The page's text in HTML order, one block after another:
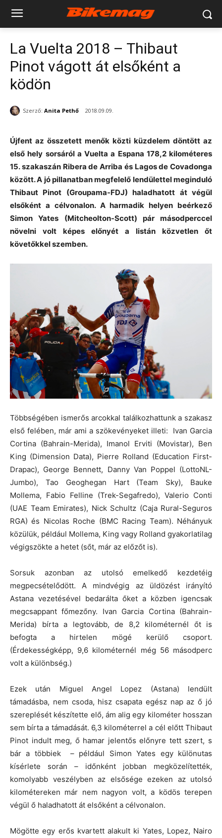
La Vuelta 2018 – Thibaut
Pinot vágott át elsőként a
ködön
Szerző: Anita Pethő 2018.09.09.
Újfent az összetett menők közti küzdelem döntött az
első hely sorsáról a Vuelta a Espana 178,2 kilométeres
15. szakaszán Ribera de Arriba és Lagos de Covadonga
között. A jó pillanatban megfelelő lendülettel meginduló
Thibaut Pinot (Groupama-FDJ) haladhatott át végül
elsőként a célvonalon. A harmadik helyen beérkező
Simon Yates (Mitcheolton-Scott) pár másodperccel
növelni volt képes előnyét a listán közvetlen őt
követőkkel szemben.
Többségében ismerős arcokkal találkozhattunk a szakasz
első felében, már ami a szökevényeket illeti: Ivan Garcia
Cortina (Bahrain-Merida), Imanol Erviti (Movistar), Ben
King (Dimension Data), Pierre Rolland (Education First-
Drapac), George Bennett, Danny Van Poppel (LottoNL-
Jumbo), Tao Geoghegan Hart (Team Sky), Bauke
Mollema, Fabio Felline (Trek-Segafredo), Valerio Conti
(UAE Team Emirates), Nick Schultz (Caja Rural-Seguros
RGA) és Nicolas Roche (BMC Racing Team). Néhányuk
közülük, például Mollema, King vagy Rolland gyakorlatilag
végigszökte a hetet (sőt, már az előzőt is).
Sorsuk azonban az utolsó emelkedő kezdetéig
megpecsételődött. A mindvégig az üldözést irányító
Astana vezetésével bedarálta őket a közben igencsak
megcsappant főmezőny. Ivan Garcia Cortina (Bahrain-
Merida) bírta a legtovább, de 8,2 kilométernél őt is
befogta a hirtelen mögé kerülő csoport.
(Érdekességképp, 9,6 kilométernél még 56 másodperc
volt a különbség.)
Ezek után Miguel Angel Lopez (Astana) lendült
támadásba, nem csoda, hisz csapata egész nap az ő jó
szereplését készítette elő, ám alig egy kilométer hosszan
sem bírta a támadását. 6,3 kilométerrel a cél előtt Thibaut
Pinot indult meg, ő hamar jelentős előnyre tett szert, s
bár a többiek – például Simon Yates egy különutas
kísérlete során – időnként jobban megközelítették,
komolyabb veszélyben az elsősége ezeken az utolsó
kilométereken már nem nagyon volt, a ködös terepen
végül ő haladhatott át elsőként a célvonalon.
Mögötte egy erős kvartett alakult ki Yates, Lopez, Nairo